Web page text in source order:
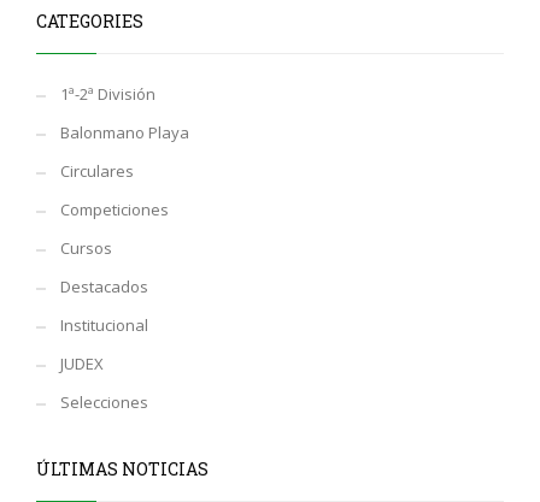
CATEGORIES
1ª-2ª División
Balonmano Playa
Circulares
Competiciones
Cursos
Destacados
Institucional
JUDEX
Selecciones
ÚLTIMAS NOTICIAS